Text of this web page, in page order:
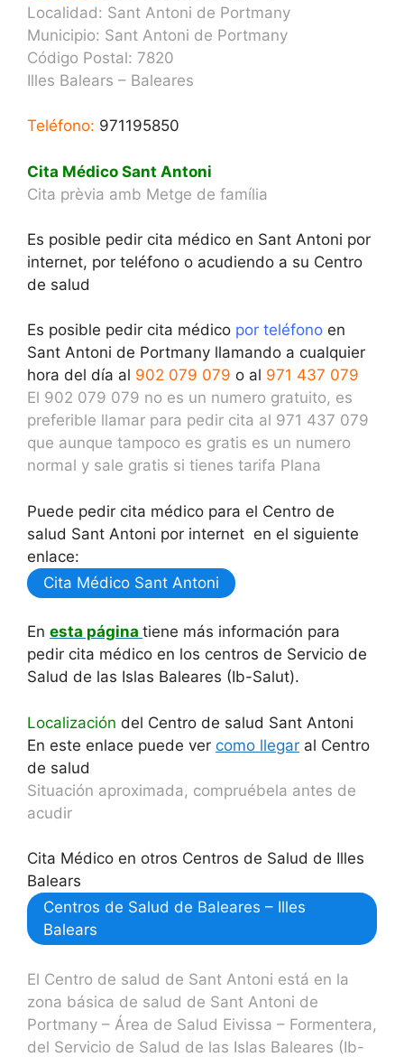
Localidad: Sant Antoni de Portmany
Municipio: Sant Antoni de Portmany
Código Postal: 7820
Illes Balears – Baleares
Teléfono: 971195850
Cita Médico Sant Antoni
Cita prèvia amb Metge de família
Es posible pedir cita médico en Sant Antoni por
internet, por teléfono o acudiendo a su Centro
de salud
Es posible pedir cita médico por teléfono en
Sant Antoni de Portmany llamando a cualquier
hora del día al 902 079 079 o al 971 437 079
El 902 079 079 no es un numero gratuito, es
preferible llamar para pedir cita al 971 437 079
que aunque tampoco es gratis es un numero
normal y sale gratis si tienes tarifa Plana
Puede pedir cita médico para el Centro de
salud Sant Antoni por internet en el siguiente
enlace:
Cita Médico Sant Antoni
En esta página tiene más información para
pedir cita médico en los centros de Servicio de
Salud de las Islas Baleares (Ib-Salut).
Localización del Centro de salud Sant Antoni
En este enlace puede ver como llegar al Centro
de salud
Situación aproximada, compruébela antes de
acudir
Cita Médico en otros Centros de Salud de Illes
Balears
Centros de Salud de Baleares – Illes
Balears
El Centro de salud de Sant Antoni está en la
zona básica de salud de Sant Antoni de
Portmany – Área de Salud Eivissa – Formentera,
del Servicio de Salud de las Islas Baleares (Ib-